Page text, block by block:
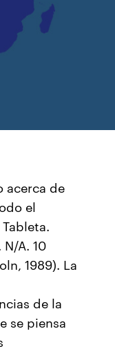
acerca de
el
A. 10
1989). La
de la
se piensa